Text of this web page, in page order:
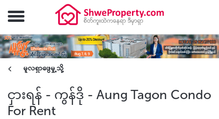
ငှားရန် - ကွန်ဒို - Aung Tagon Condo
For Rent
မူလရှာဖွေမှု့သို့